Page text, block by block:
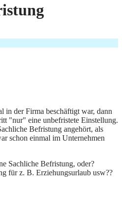
in der Firma beschäftigt war, dann
"nur" eine unbefristete Einstellung.
Befristung angehört, als
schon einmal im Unternehmen
Sachliche Befristung, oder?
für z. B. Erziehungsurlaub usw??